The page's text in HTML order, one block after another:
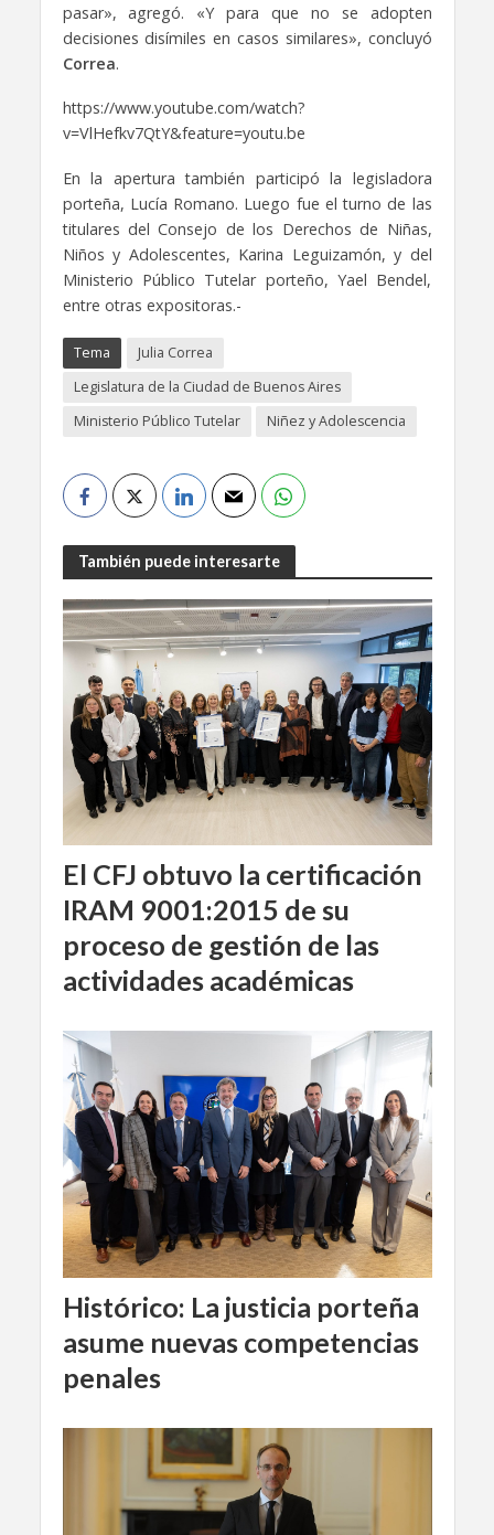
pasar», agregó. «Y para que no se adopten
decisiones disímiles en casos similares», concluyó
Correa.
https://www.youtube.com/watch?
v=VlHefkv7QtY&feature=youtu.be
En la apertura también participó la legisladora
porteña, Lucía Romano. Luego fue el turno de las
titulares del Consejo de los Derechos de Niñas,
Niños y Adolescentes, Karina Leguizamón, y del
Ministerio Público Tutelar porteño, Yael Bendel,
entre otras expositoras.-
Tema
Julia Correa
Legislatura de la Ciudad de Buenos Aires
Ministerio Público Tutelar
Niñez y Adolescencia
También puede interesarte
El CFJ obtuvo la certificación
IRAM 9001:2015 de su
proceso de gestión de las
actividades académicas
Histórico: La justicia porteña
asume nuevas competencias
penales